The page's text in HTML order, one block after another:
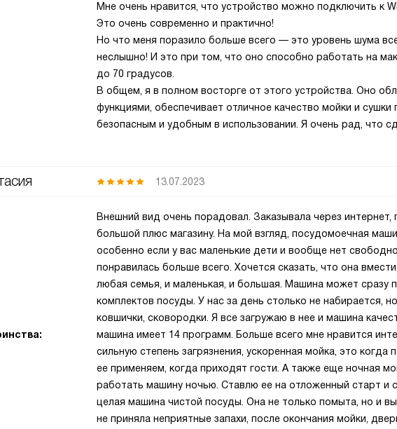
Мне очень нравится, что устройство можно подключить к
Это очень современно и практично!
Но что меня поразило больше всего — это уровень шума
неслышно! И это при том, что оно способно работать на
до 70 градусов.
В общем, я в полном восторге от этого устройства. Оно
функциями, обеспечивает отличное качество мойки и сушки
безопасным и удобным в использовании. Я очень рад, что
13.07.2023
Внешний вид очень порадовал. Заказывала через
большой плюс магазину. На мой взгляд, посудомоечная
особенно если у вас маленькие дети и вообще нет
понравилась больше всего. Хочется сказать, что она
любая семья, и маленькая, и большая. Машина может сразу
комплектов посуды. У нас за день столько не набирается,
ковшички, сковородки. Я все загружаю в нее и машина
машина имеет 14 программ. Больше всего мне нравится
сильную степень загрязнения, ускоренная мойка, это
ее применяем, когда приходят гости. А также еще ночная
работать машину ночью. Ставлю ее на отложенный старт и
целая машина чистой посуды. Она не только помыта, но и
не приняла неприятные запахи, после окончания мойки,